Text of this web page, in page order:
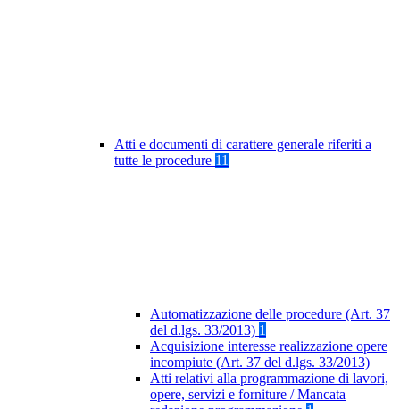
Atti e documenti di carattere generale riferiti a
tutte le procedure 11
Automatizzazione delle procedure (Art. 37
del d.lgs. 33/2013) 1
Acquisizione interesse realizzazione opere
incompiute (Art. 37 del d.lgs. 33/2013)
Atti relativi alla programmazione di lavori,
opere, servizi e forniture / Mancata